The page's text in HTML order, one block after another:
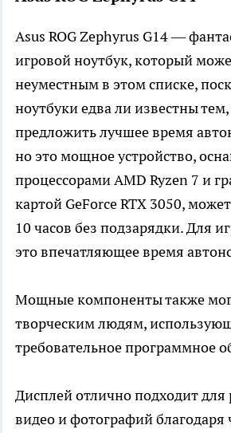
Asus ROG Zephyrus G14 —
игровой ноутбук, который
неуместным в этом списке,
ноутбуки едва ли известны
предложить лучшее время
но это мощное устройство,
процессорами AMD Ryzen 7 и
картой GeForce RTX 3050,
10 часов без подзарядки. Для
это впечатляющее время
Мощные компоненты также
творческим людям,
требовательное программное
Дисплей отлично подходит для
видео и фотографий благодаря